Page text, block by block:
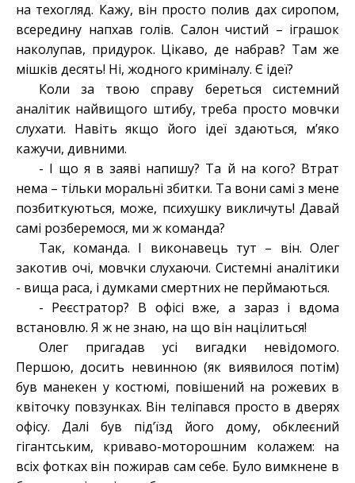
на техогляд. Кажу, він просто полив дах сиропом,
всередину напхав голів. Салон чистий – іграшок
наколупав, придурок. Цікаво, де набрав? Там же
мішків десять! Ні, жодного криміналу. Є ідеї?
Коли за твою справу береться системний
аналітик найвищого штибу, треба просто мовчки
слухати. Навіть якщо його ідеї здаються, м’яко
кажучи, дивними.
- І що я в заяві напишу? Та й на кого? Втрат
нема – тільки моральні збитки. Та вони самі з мене
позбиткуються, може, психушку викличуть! Давай
самі розберемося, ми ж команда?
Так, команда. І виконавець тут – він. Олег
закотив очі, мовчки слухаючи. Системні аналітики
- вища раса, і думками смертних не перймаються.
- Реєстратор? В офісі вже, а зараз і вдома
встановлю. Я ж не знаю, на що він націлиться!
Олег пригадав усі вигадки невідомого.
Першою, досить невинною (як виявилося потім)
був манекен у костюмі, повішений на рожевих в
квіточку повзунках. Він теліпався просто в дверях
офісу. Далі був під’їзд його дому, обклеєний
гігантським, криваво-моторошним колажем: на
всіх фотках він пожирав сам себе. Було вимкнене в